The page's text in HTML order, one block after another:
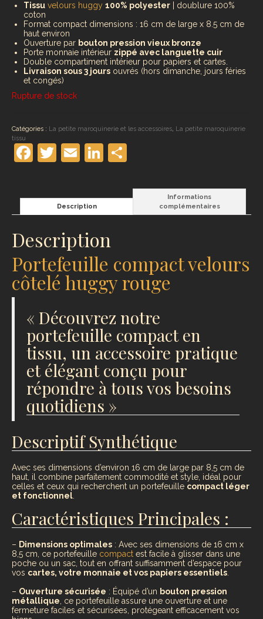
Tissu velours huggy 100% polyester | doublure 100%
coton
Format compact dimensions : 16 cm de large x 8.5 cm de
haut environ
Ouverture par bouton pression vieux bronze
Porte monnaie intérieur zippé avec languette cuir
Double compartiment intérieur pour papiers et cartes.
Livraison sous 3 jours ouvrés (hors dimanche, jours féries
et congés)
Rupture de stock
Catégories : La petite maroquinerie et les accessoires, La petite maroquinerie
tissu
Facebook
Twitter
EmailLinkedIn
Description
Informations
complémentaires
Description
Portefeuille compact velours
côtelé huggy rouge
« Découvrez notre
portefeuille compact en
tissu, un accessoire pratique
et élégant conçu pour
répondre à tous vos besoins
quotidiens »
Descriptif Synthétique
Avec ses dimensions d’environ 16 cm de large par 8,5 cm de
haut, il combine parfaitement commodité et style, idéal pour
celles et ceux qui recherchent un portefeuille compact léger
et fonctionnel
Caractéristiques Principales :
– Dimensions optimales : Avec ses dimensions de 16 cm x
8,5 cm, ce portefeuille compact est facile à glisser dans une
poche ou un sac, tout en offrant suffisamment d’espace pour
vos cartes, votre monnaie et vos papiers essentiels
– Ouverture sécurisée : Équipé d’un bouton pression
métallique , ce portefeuille assure une ouverture et une
fermeture faciles et sécurisées, protégeant efficacement vos